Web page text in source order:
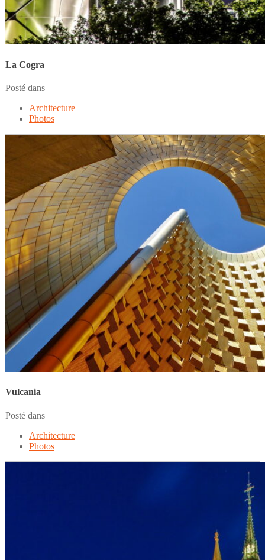
La Cogra
Posté dans
Architecture
Photos
Vulcania
Posté dans
Architecture
Photos